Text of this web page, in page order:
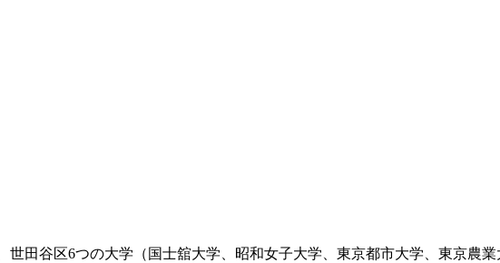
田谷区6つの大学（国士舘大学、昭和女子大学、東京都市大学、東京農